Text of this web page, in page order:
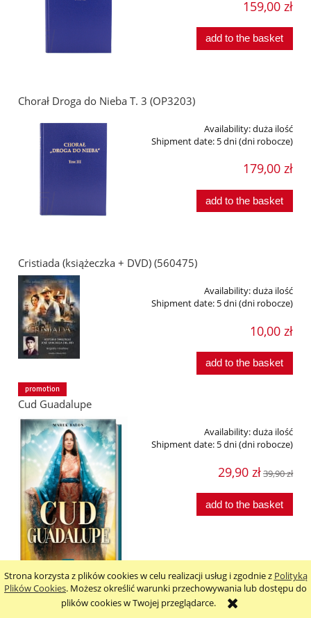
Strona korzysta z plików cookies w celu realizacji usług i zgodnie z Polityką
Plików Cookies. Możesz określić warunki przechowywania lub dostępu do
plików cookies w Twojej przeglądarce.
159,00 zł
add to the basket
Chorał Droga do Nieba T. 3 (OP3203)
Availability:duża ilość
Shipment date: 5 dni (dni robocze)
179,00 zł
add to the basket
Cristiada (książeczka + DVD) (560475)
Availability:duża ilość
Shipment date: 5 dni (dni robocze)
10,00 zł
add to the basket
Cud Guadalupe
Availability:duża ilość
Shipment date: 5 dni (dni robocze)
29,90 zł39,90 zł
add to the basket
promotion